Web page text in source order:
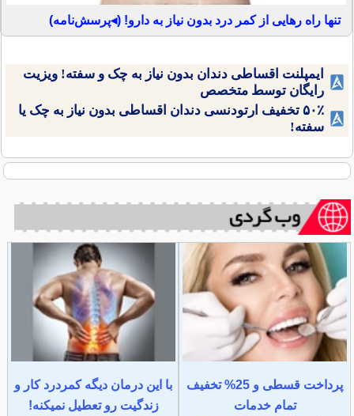
تنها راه رهایی از کمر درد بدون نیاز به دارو! (◂پرسش‌نامه)
ایمپلنت اقساطی دندان بدون نیاز به چک و سفته! ویزیت
رایگان توسط متخصص
۵۰٪ تخفیف ارتودنسی دندان اقساطی بدون نیاز به چک یا
سفته!
پرداخت قسطی و 25% تخفیف
تمام خدمات
با این درمان دیگه کمردرد کار و
زندگیت رو تعطیل نمیکنه!